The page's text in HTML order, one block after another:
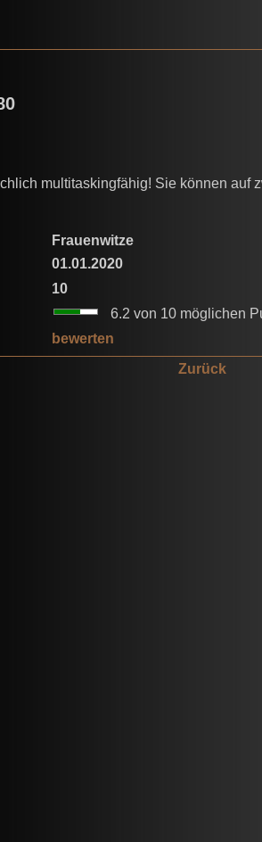
multitaskingfähig! Sie können auf
Frauenwitze
01.01.2020
10
6.2 von 10 möglichen
bewerten
Zurück